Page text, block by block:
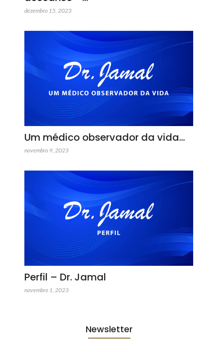
dezembro 15, 2023
Um médico observador da vida…
novembro 9, 2023
Perfil – Dr. Jamal
novembro 1, 2023
Newsletter